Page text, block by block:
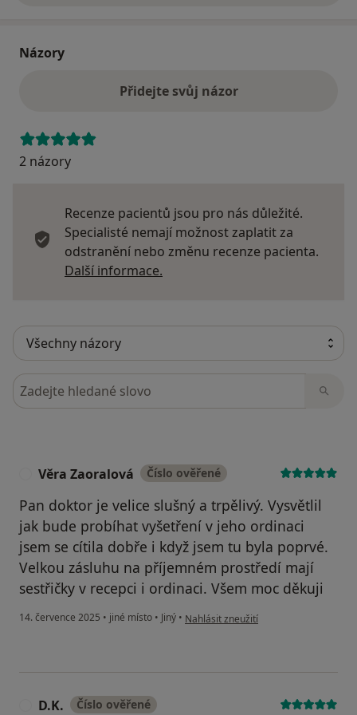
Názory
Přidejte svůj názor
2 názory
Recenze pacientů jsou pro nás důležité.
Specialisté nemají možnost zaplatit za
odstranění nebo změnu recenze pacienta.
Další informace.
Hledejte v názorech
Věra Zaoralová Číslo ověřené
Pan doktor je velice slušný a trpělivý. Vysvětlil
jak bude probíhat vyšetření v jeho ordinaci
jsem se cítila dobře i když jsem tu byla poprvé.
Velkou zásluhu na příjemném prostředí mají
sestřičky v recepci i ordinaci. Všem moc děkuji
14. července 2025 • jiné místo • Jiný • podle názoru uživatele Věra Zaoralová
Nahlásit zneužití
D.K. Číslo ověřené